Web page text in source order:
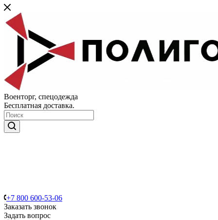
Военторг, спецодежда
Бесплатная доставка.
+7 800 600-53-06
Заказать звонок
Задать вопрос